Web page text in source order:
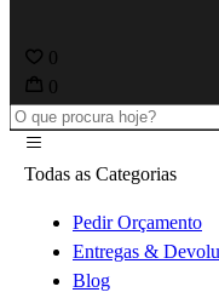
0
0
Todas as Categorias
Pedir Orçamento
Entregas &
Blog